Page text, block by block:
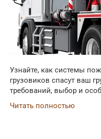
Узнайте, как системы
грузовиков спасут ваш
требований, выбор и
Читать полностью